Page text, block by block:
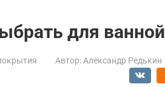
для ванной
Автор: Александр Редькин